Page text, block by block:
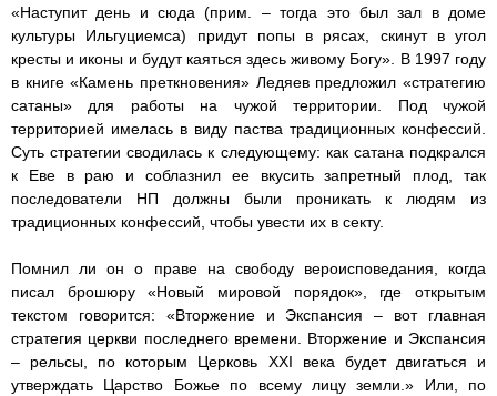
«Наступит день и сюда (прим. – тогда это был зал в доме
культуры Ильгуциемса) придут попы в рясах, скинут в угол
кресты и иконы и будут каяться здесь живому Богу». В 1997 году
в книге «Камень преткновения» Ледяев предложил «стратегию
сатаны» для работы на чужой территории. Под чужой
территорией имелась в виду паства традиционных конфессий.
Суть стратегии сводилась к следующему: как сатана подкрался
к Еве в раю и соблазнил ее вкусить запретный плод, так
последователи НП должны были проникать к людям из
традиционных конфессий, чтобы увести их в секту.
Помнил ли он о праве на свободу вероисповедания, когда
писал брошюру «Новый мировой порядок», где открытым
текстом говорится: «Вторжение и Экспансия – вот главная
стратегия церкви последнего времени. Вторжение и Экспансия
– рельсы, по которым Церковь XXI века будет двигаться и
утверждать Царство Божье по всему лицу земли.» Или, по